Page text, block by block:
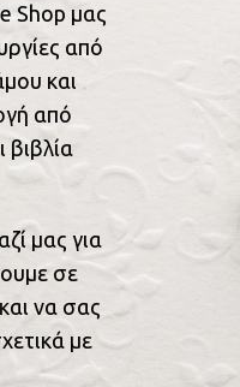
Shop μας
από
και
από
βιβλία
μας για
σε
να σας
με